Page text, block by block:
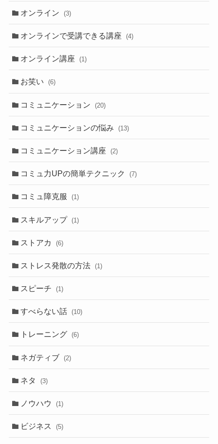
オンライン (3)
オンラインで受講できる講座 (4)
オンライン講座 (1)
お笑い (6)
コミュニケーション (20)
コミュニケーションの悩み (13)
コミュニケーション講座 (2)
コミュ力UPの簡単テクニック (7)
コミュ障克服 (1)
スキルアップ (1)
ストアカ (6)
ストレス発散の方法 (1)
スピーチ (1)
すべらない話 (10)
トレーニング (6)
ネガティブ (2)
ネタ (3)
ノウハウ (1)
ビジネス (5)